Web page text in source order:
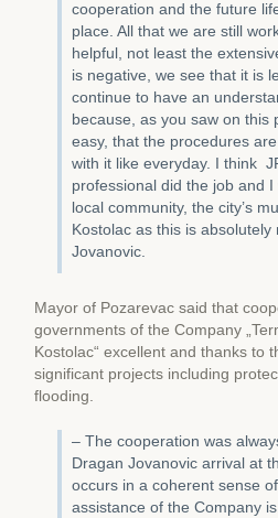
cooperation and the future
place. All that we are still
helpful, not least the
is negative, we see that it is
continue to have an
because, as you saw on this
easy, that the procedures
with it like everyday. I think
professional did the job and
local community, the city’s
Kostolac as this is absolutely
Jovanovic.
Mayor of Pozarevac said that
governments of the Company
Kostolac“ excellent and thanks to
significant projects including
flooding.
– The cooperation was
Dragan Jovanovic arrival at
occurs in a coherent sense
assistance of the Company